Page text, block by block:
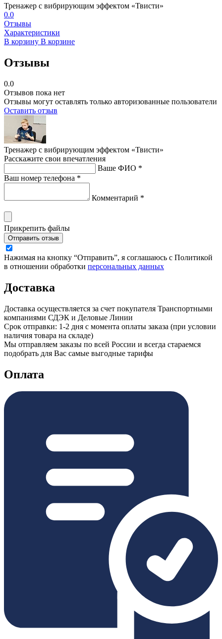
Тренажер с вибрирующим эффектом «Твисти»
0.0
Отзывы
Характеристики
В корзину В корзине
Отзывы
0.0
Отзывов пока нет
Отзывы могут оставлять только авторизованные пользователи
Оставить отзыв
Тренажер с вибрирующим эффектом «Твисти»
Расскажите свои впечатления
Ваше ФИО *
Ваш номер телефона *
Комментарий *
Прикрепить файлы
Отправить отзыв
Нажимая на кнопку “Отправить”, я соглашаюсь с Политикой
в отношении обработки персональных данных
Доставка
Доставка осуществляется за счет покупателя Транспортными
компаниями СДЭК и Деловые Линии
Срок отправки: 1-2 дня с момента оплаты заказа (при условии
наличия товара на складе)
Мы отправляем заказы по всей России и всегда стараемся
подобрать для Вас самые выгодные тарифы
Оплата